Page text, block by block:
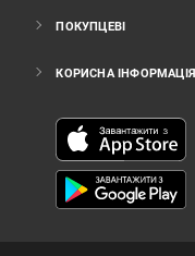
ПОКУПЦЕВІ
КОРИСНА ІНФОРМАЦІЯ